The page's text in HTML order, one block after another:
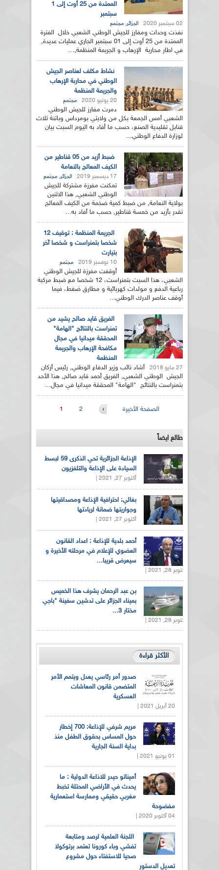
الممتدة من 25 أوت إلى 1
سبتمبر
02 سبتمبر 2020 الجزائر, مجتمع
نفذت وحدات ومفارز للجيش الوطني الشعبي خلال الفترة
الممتدة من 25 أوت إلى 01 سبتمبر الجاري عمليات عديدة,
في اطار محاربة الإرهاب و الجريمة المنظمة,...
نشاط مكثف لعناصر الجيش
الوطني في محاربة الإرهاب
والجريمة المنظمة
20 يونيو 2020 مجتمع
دمرت مفارز للجيش الوطني
الشعبي أمس الجمعة بكل من ولايتي بومرداس وباتنة ثلاث
قنابل تقليدية الصنع، حسب ما أفاد به اليوم السبت بيان
لوزارة الدفاع الوطني...
ضبط أزيد من 05 قناطير من
الكيف المعالج بالنعامة
17 ديسمبر 2019 الجزائر, مجتمع
تمكنت مفرزة مشتركة للجيش
الوطني الشعبي, هذا الاثنين
بولاية النعامة, من ضبط كمية ضخمة من الكيف المعالج
تقدر بأزيد من خمسة قناطير, حسب ما أفاد به...
الجريمة المنظمة : توقيف 12
شخصا بتمنراست و شخصا آخر
بتيارت
10 نوفمبر 2019 مجتمع
أوقفت مفرزة للجيش الوطني
الشعبي، هذا السبت بتمنراست، 12 شخصا مع ضبط مركبة
رباعية الدفع و مولدات كهربائية و مطارق ضغط، فيما
أوقف عناصر الدرك الوطني...
الفريق قايد صالح يشيد من
تمنراست بالنتائج "الهامة"
المحققة ميدانيا في مجال
مكافحة الإرهاب والجريمة
المنظمة
27 مايو 2018
أشاد نائب وزير الدفاع الوطني, رئيس أركان
الجيش الوطني الشعبي, الفريق أحمد قايد صالح, هذا الأحد
بتمنراست بالنتائج "الهامة" المحققة ميدانيا في مجال...
الصفحات 1 2 الصفحة الأخيرة
طالع ايضاً
الإذاعة الجزائرية تحي الذكرى 59 لبسط
السيادة على الإذاعة والتلفزيون
أكتوبر 27, 2021 |
بغالي: احترافية الإذاعة ومصداقيتها
وجواريتها ضمانة لريادتها
أكتوبر 27, 2021 |
أحمد بلدية للإذاعة : اعداد القانون
العضوي للإعلام في مرحلته الأخيرة و
سيعرض قريبا...
أكتوبر 28, 2021 |
بن عبد الرحمان يشرف هذا الخميس
بميناء الجزائر على تدشين سفينة "باجي
مختار 3...
أكتوبر 28, 2021 |
الأكثر قراءة
صدور أمر رئاسي يعدل ويتمم الأمر
المتضمن قانون المعاشات
العسكرية
20 أبريل 2021 |
مريم شرفي للإذاعة: 700 إخطار
حول المساس بحقوق الطفل منذ
بداية السنة الجارية
01 يونيو 2021 |
أميناتو حيدر للاذاعة الدولية : ما
يحدث في الأراضي المحتلة تخبط
مغربي حقيقي وممارسة استعمارية
مفضوحة
04 أكتوبر 2020 |
اللجنة العلمية لرصد ومتابعة
تفشي وباء كورونا تعتمد برتوكولا
صحيا للاستفتاء حول مشروع
تعديل الدستور